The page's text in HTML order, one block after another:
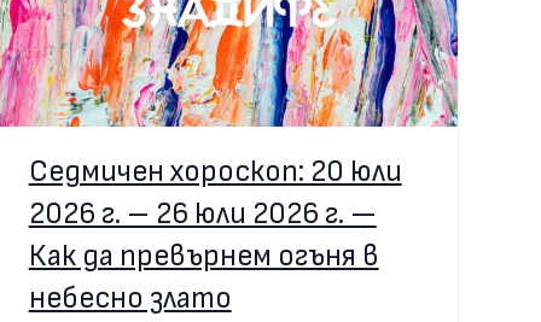
Седмичен хороскоп: 20 юли
2026 г. – 26 юли 2026 г. —
Как да превърнем огъня в
небесно злато